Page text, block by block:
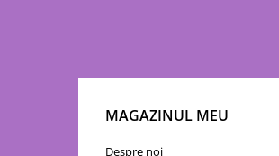
MAGAZINUL MEU
Despre noi